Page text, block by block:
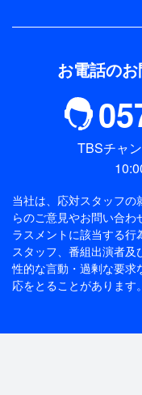
お電話の
TBSチャ
当社は、応対スタッフ
らのご意見やお問い合わ
ラスメントに該当する
スタッフ、番組出演者及
性的な言動・過剰な要求
応をとることがあります。